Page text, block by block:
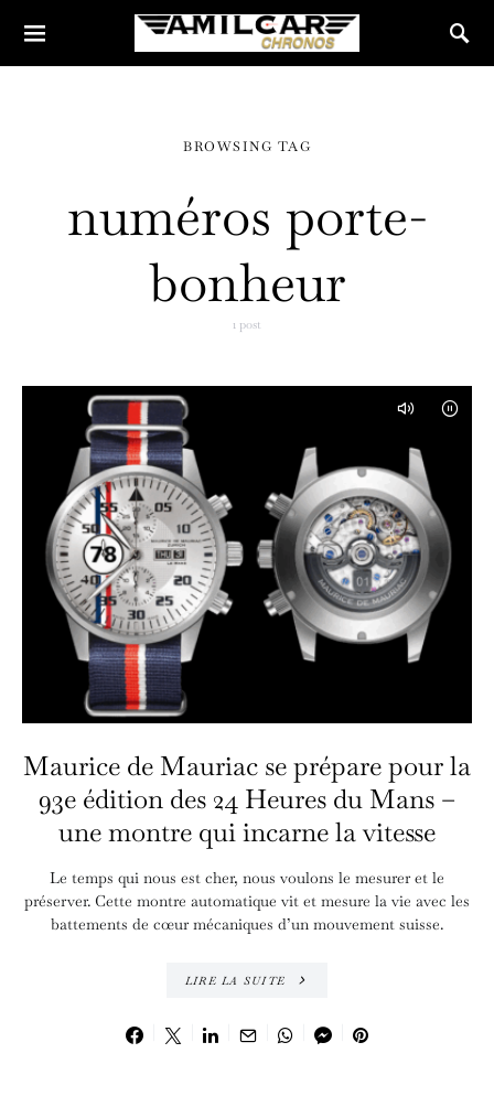
BROWSING TAG
numéros porte-
bonheur
1 post
Maurice de Mauriac se prépare pour la
93e édition des 24 Heures du Mans –
une montre qui incarne la vitesse
Le temps qui nous est cher, nous voulons le mesurer et le
préserver. Cette montre automatique vit et mesure la vie avec les
battements de cœur mécaniques d’un mouvement suisse.
LIRE LA SUITE